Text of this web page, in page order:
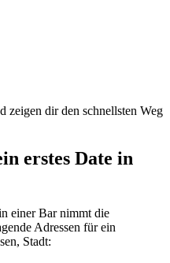
zeigen dir den schnellsten Weg
erstes Date in
einer Bar nimmt die
Adressen für ein
Stadt: